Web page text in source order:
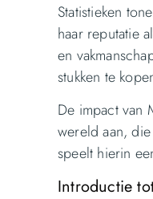
Statistieken
haar reputatie
en
stukken te
De impact van
wereld aan,
speelt hierin
Introductie